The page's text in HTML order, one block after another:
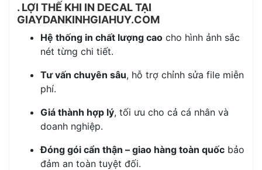
. LỢI THẾ KHI IN DECAL TẠI
GIAYDANKINHGIAHUY.COM
Hệ thống in chất lượng caocho hình ảnh sắc
nét từng chi tiết.
Tư vấn chuyên sâu, hỗ trợ chỉnh sửa file miễn
phí.
Giá thành hợp lý, tối ưu cho cả cá nhân và
doanh nghiệp.
Đóng gói cẩn thận – giao hàng toàn quốcbảo
đảm an toàn tuyệt đối.